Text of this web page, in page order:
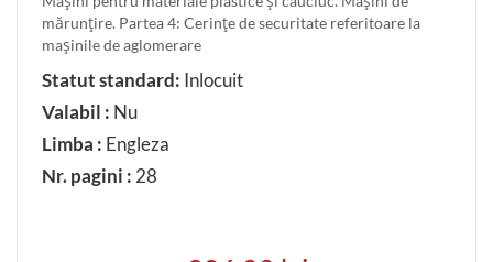
mărunţire. Partea 4: Cerinţe de securitate referitoare la
maşinile de aglomerare
Statut standard: Inlocuit
Valabil : Nu
Limba : Engleza
Nr. pagini : 28